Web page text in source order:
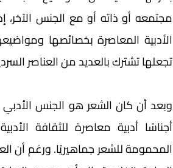
تجعلها تشترك بالعديد من العناصر